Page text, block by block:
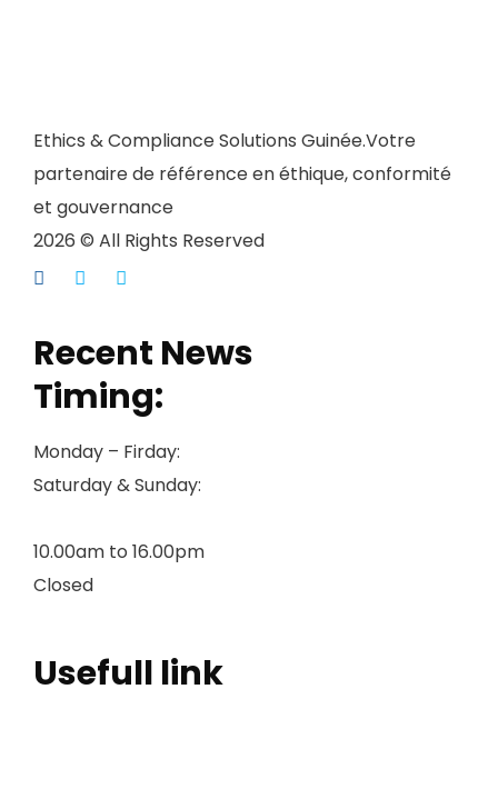
Ethics & Compliance Solutions Guinée.Votre
partenaire de référence en éthique, conformité
et gouvernance
2026 © All Rights Reserved
Recent News
Timing:
Monday – Firday:
Saturday & Sunday:
10.00am to 16.00pm
Closed
Usefull link